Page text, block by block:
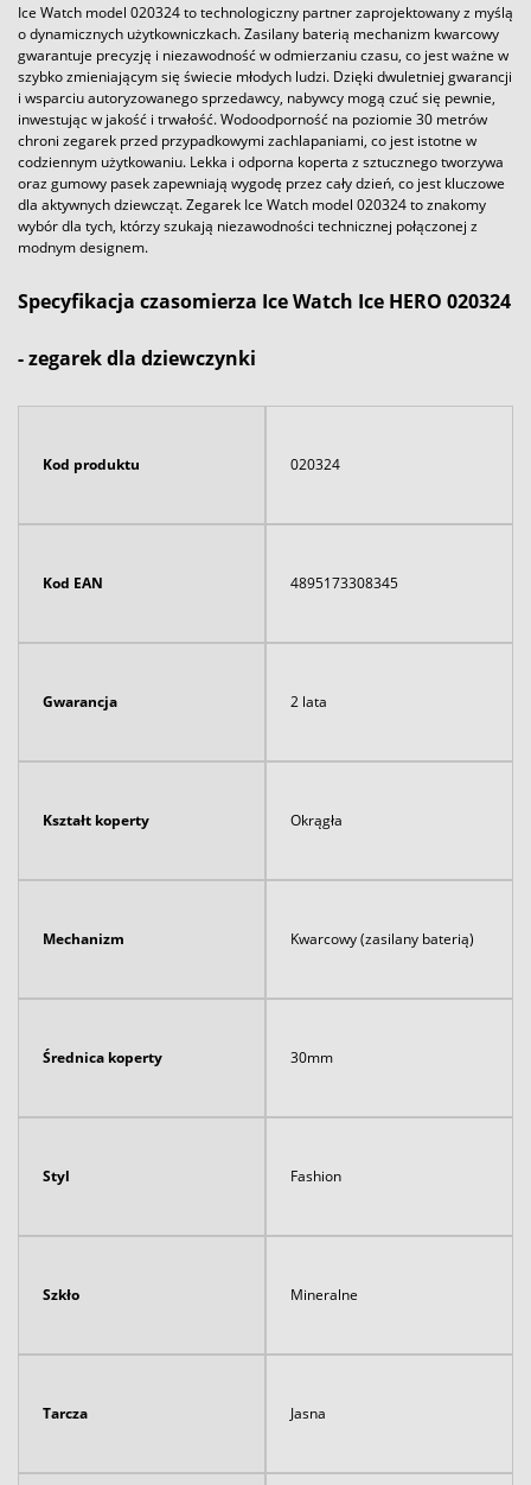
Ice Watch model 020324 to technologiczny partner zaprojektowany z myślą
o dynamicznych użytkowniczkach. Zasilany baterią mechanizm kwarcowy
gwarantuje precyzję i niezawodność w odmierzaniu czasu, co jest ważne w
szybko zmieniającym się świecie młodych ludzi. Dzięki dwuletniej gwarancji
i wsparciu autoryzowanego sprzedawcy, nabywcy mogą czuć się pewnie,
inwestując w jakość i trwałość. Wodoodporność na poziomie 30 metrów
chroni zegarek przed przypadkowymi zachlapaniami, co jest istotne w
codziennym użytkowaniu. Lekka i odporna koperta z sztucznego tworzywa
oraz gumowy pasek zapewniają wygodę przez cały dzień, co jest kluczowe
dla aktywnych dziewcząt. Zegarek Ice Watch model 020324 to znakomy
wybór dla tych, którzy szukają niezawodności technicznej połączonej z
modnym designem.
Specyfikacja czasomierza Ice Watch Ice HERO 020324
- zegarek dla dziewczynki
Kod produktu 020324
Kod EAN 4895173308345
Gwarancja 2 lata
Kształt koperty Okrągła
Mechanizm Kwarcowy (zasilany baterią)
Średnica koperty 30mm
Styl Fashion
Szkło Mineralne
Tarcza Jasna